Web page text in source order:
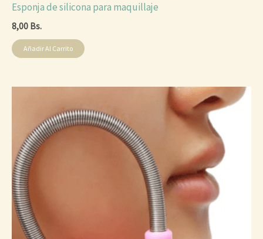
Esponja de silicona para maquillaje
8,00 Bs.
Añadir Al Carrito